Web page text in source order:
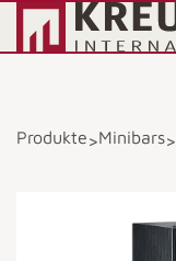
Produkte>Minibars>